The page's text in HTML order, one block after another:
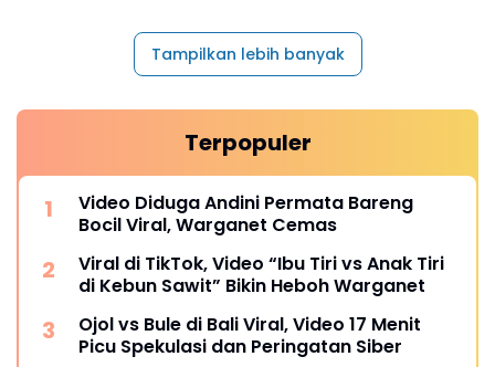
Tampilkan lebih banyak
Terpopuler
Video Diduga Andini Permata Bareng
Bocil Viral, Warganet Cemas
Viral di TikTok, Video “Ibu Tiri vs Anak Tiri
di Kebun Sawit” Bikin Heboh Warganet
Ojol vs Bule di Bali Viral, Video 17 Menit
Picu Spekulasi dan Peringatan Siber